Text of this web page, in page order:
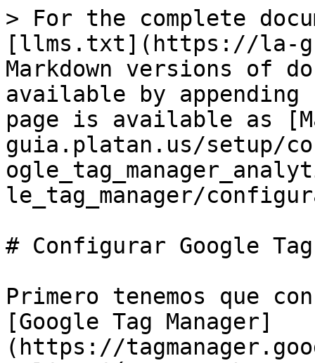
> For the complete
[llms.txt](https://la-
Markdown versions of
available by
page is available as
guia.platan.us/setup/
le_tag_manager/
# Configurar Google Tag
Primero tenemos que
[Google Tag Manager]
(https://